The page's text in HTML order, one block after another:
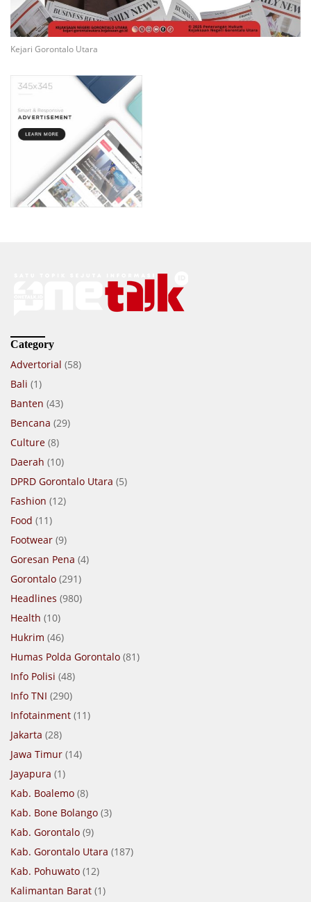
Kejari Gorontalo Utara
Category
Advertorial (58)
Bali (1)
Banten (43)
Bencana (29)
Culture (8)
Daerah (10)
DPRD Gorontalo Utara (5)
Fashion (12)
Food (11)
Footwear (9)
Goresan Pena (4)
Gorontalo (291)
Headlines (980)
Health (10)
Hukrim (46)
Humas Polda Gorontalo (81)
Info Polisi (48)
Info TNI (290)
Infotainment (11)
Jakarta (28)
Jawa Timur (14)
Jayapura (1)
Kab. Boalemo (8)
Kab. Bone Bolango (3)
Kab. Gorontalo (9)
Kab. Gorontalo Utara (187)
Kab. Pohuwato (12)
Kalimantan Barat (1)